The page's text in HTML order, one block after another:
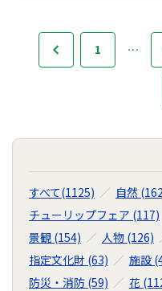
ラ
1 …
すべて(1125)
自然
チューリップフェア (117)
景観 (154)
人物 (126)
指定文化財 (63)
施設
防災・消防 (59)
花